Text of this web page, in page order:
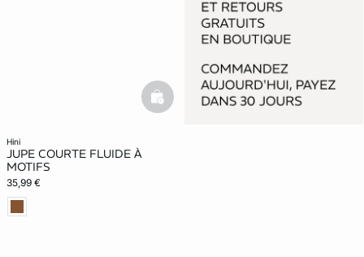
hini
JUPE COURTE FLUIDE À
MOTIFS
35,99 €
basketfull